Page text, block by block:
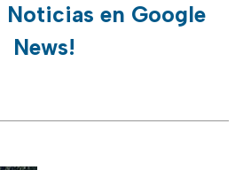
Noticias en Google
News!